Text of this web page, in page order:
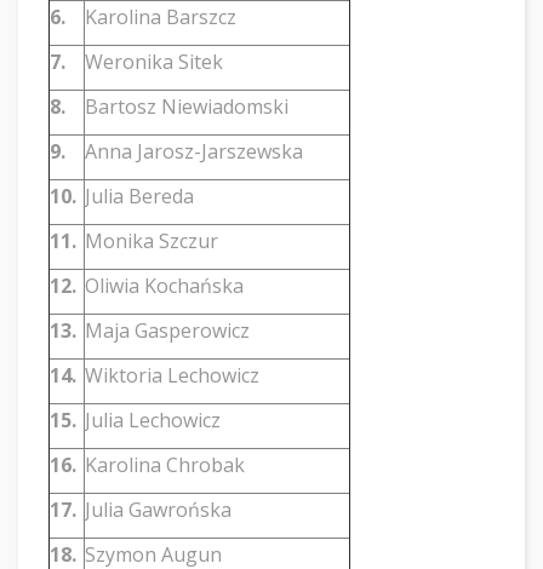
6.
Karolina Barszcz
7.
Weronika Sitek
8.
Bartosz Niewiadomski
9.
Anna Jarosz-Jarszewska
10. Julia Bereda
11. Monika Szczur
12. Oliwia Kochańska
13. Maja Gasperowicz
14. Wiktoria Lechowicz
15. Julia Lechowicz
16. Karolina Chrobak
17. Julia Gawrońska
18. Szymon Augun